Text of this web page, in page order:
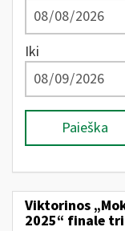
Iki
Paieška
Viktorinos
2025“ finale